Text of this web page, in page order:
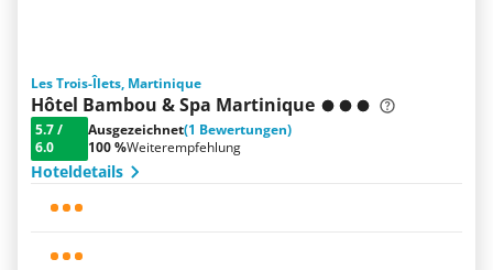
Les Trois-Îlets, Martinique
Hôtel Bambou & Spa Martinique
5.7/
6.0
Ausgezeichnet(1 Bewertungen)
100 %Weiterempfehlung
Hoteldetails